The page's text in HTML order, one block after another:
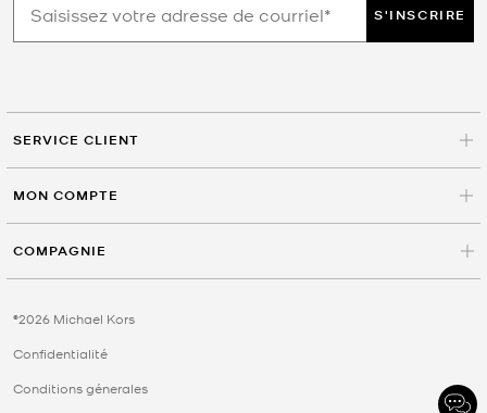
S'INSCRIRE
SERVICE CLIENT
MON COMPTE
COMPAGNIE
©2026 Michael Kors
Confidentialité
Conditions génerales